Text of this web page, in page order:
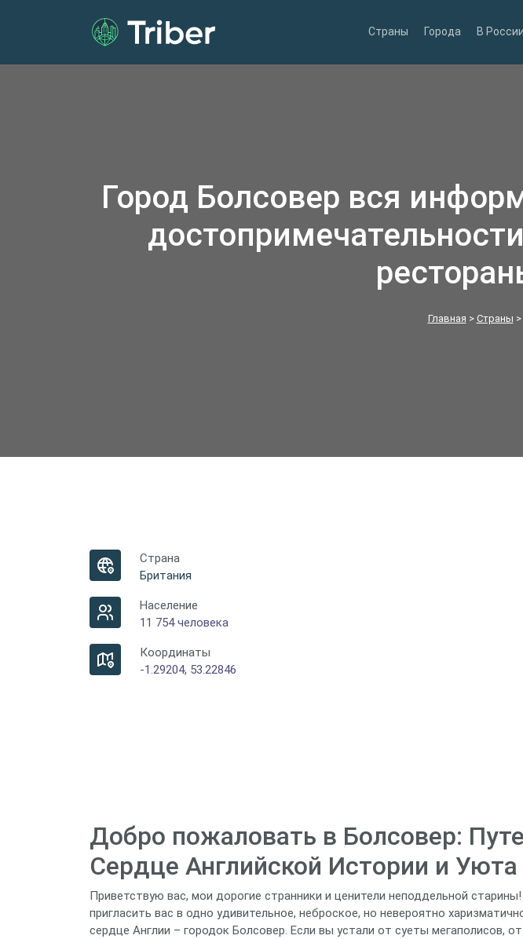
Страны Города В России
Город Болсовер вся
Главная > Страны >
Страна
Британия
Население
11 754 человека
Координаты
-1.29204, 53.22846
Добро пожаловать в Болсовер:
Сердце Английской Истории и Уюта
Приветствую вас, мои дорогие странники и ценители неподдельной
пригласить вас в одно удивительное, неброское, но невероятно
сердце Англии – городок Болсовер. Если вы устали от суеты мегаполисов,